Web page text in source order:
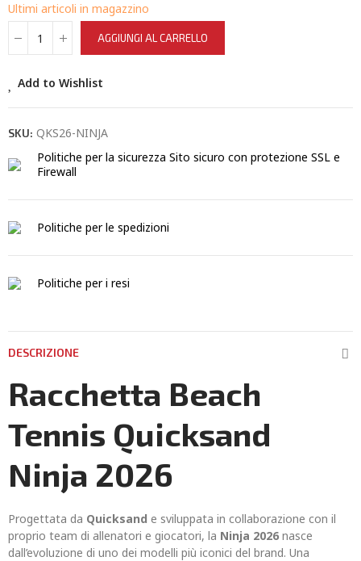
Ultimi articoli in magazzino
AGGIUNGI AL CARRELLO
Add to Wishlist
SKU: QKS26-NINJA
Politiche per la sicurezza Sito sicuro con protezione SSL e
Firewall
Politiche per le spedizioni
Politiche per i resi
DESCRIZIONE
Racchetta Beach
Tennis Quicksand
Ninja 2026
Progettata da Quicksand e sviluppata in collaborazione con il
proprio team di allenatori e giocatori, la Ninja 2026 nasce
dall’evoluzione di uno dei modelli più iconici del brand. Una